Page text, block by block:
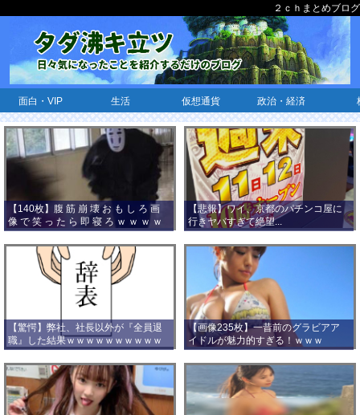
２ｃｈまとめブログ
面白・VIP 生活 仮想通貨 政治・経済
【140枚】腹 筋 崩 壊 お も し ろ 画
像 で 笑 っ た ら 即 寝 ろ ｗ ｗ ｗ ｗ
ｗ ｗ ｗ ｗ ｗ ｗ ｗ ｗ
【悲報】ワイ、京都のパチンコ屋に
行きヤバすぎて絶望...
【驚愕】弊社、社長以外が『全員退
職』した結果ｗｗｗｗｗｗｗｗｗｗ
ｗｗｗ
【画像235枚】一昔前のグラビアア
イドルが魅力的すぎる！ｗｗｗ